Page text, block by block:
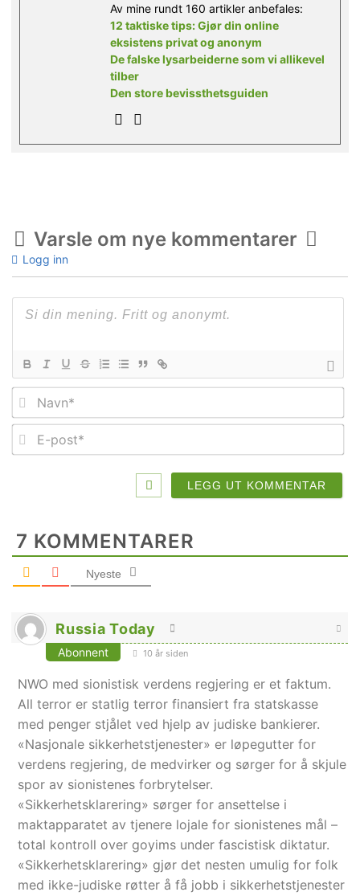
Av mine rundt 160 artikler anbefales:
12 taktiske tips: Gjør din online
eksistens privat og anonym
De falske lysarbeiderne som vi allikevel
tilber
Den store bevissthetsguiden
Varsle om nye kommentarer
Logg inn
E-
7 KOMMENTARER
Nyeste
Russia Today
Abonnent 10 år siden
NWO med sionistisk verdens regjering er et faktum.
All terror er statlig terror finansiert fra statskasse
med penger stjålet ved hjelp av judiske bankierer.
«Nasjonale sikkerhetstjenester» er løpegutter for
verdens regjering, de medvirker og sørger for å skjule
spor av sionistenes forbrytelser.
«Sikkerhetsklarering» sørger for ansettelse i
maktapparatet av tjenere lojale for sionistenes mål –
total kontroll over goyims under fascistisk diktatur.
«Sikkerhetsklarering» gjør det nesten umulig for folk
med ikke-judiske røtter å få jobb i sikkerhetstjenester